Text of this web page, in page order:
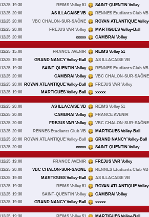
12/25 19:30 REIMS Volley 51
SAINT-QUENTIN Volley
12/25 20:00 AS ILLACAISE VB
RENNES Etudiants Club VB
12/25 20:00 VBC CHALON-SUR-SAÔNE
ROYAN ATLANTIQUE
12/25 20:00 FREJUS VAR Volley
MARTIGUES Volley-Ball
12/25 20:00 xxxxx
CAMBRAI Volley
12/25 15:00 FRANCE AVENIR
REIMS Volley 51
12/25 19:00 GRAND NANCY Volley-Ball
AS ILLACAISE VB
12/25 19:30 SAINT-QUENTIN Volley
RENNES Etudiants Club VB
12/25 20:00 CAMBRAI Volley
VBC CHALON-SUR-SAÔNE
12/25 20:00 ROYAN ATLANTIQUE Volley-Ball
FREJUS VAR Volley
12/25 19:00 MARTIGUES Volley-Ball
xxxxx
12/25 20:00 AS ILLACAISE VB
REIMS Volley 51
12/25 20:00 CAMBRAI Volley
FRANCE AVENIR
12/25 20:00 FREJUS VAR Volley
VBC CHALON-SUR-SAÔNE
12/25 20:00 RENNES Etudiants Club VB
MARTIGUES Volley-Ball
12/25 20:00 ROYAN ATLANTIQUE Volley-Ball
GRAND NANCY Volley-Ball
12/25 20:00 xxxxx
SAINT-QUENTIN Volley
12/25 19:00 FRANCE AVENIR
FREJUS VAR Volley
12/25 20:00 VBC CHALON-SUR-SAÔNE
RENNES Etudiants Club VB
12/25 19:00 MARTIGUES Volley-Ball
AS ILLACAISE VB
12/25 19:30 REIMS Volley 51
ROYAN ATLANTIQUE
12/25 19:30 SAINT-QUENTIN Volley
CAMBRAI Volley
12/25 19:00 GRAND NANCY Volley-Ball
xxxxx